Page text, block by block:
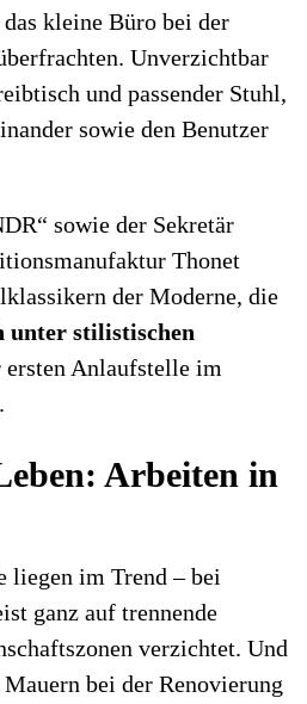
kleine Büro bei der
Unverzichtbar
und passender Stuhl,
sowie den Benutzer
sowie der Sekretär
Thonet
der Moderne, die
unter stilistischen
ersten Anlaufstelle im
Arbeiten in
liegen im Trend – bei
ganz auf trennende
verzichtet. Und
bei der Renovierung